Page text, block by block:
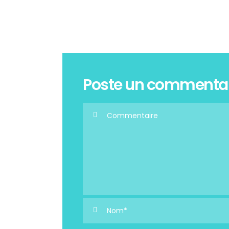
Poste un